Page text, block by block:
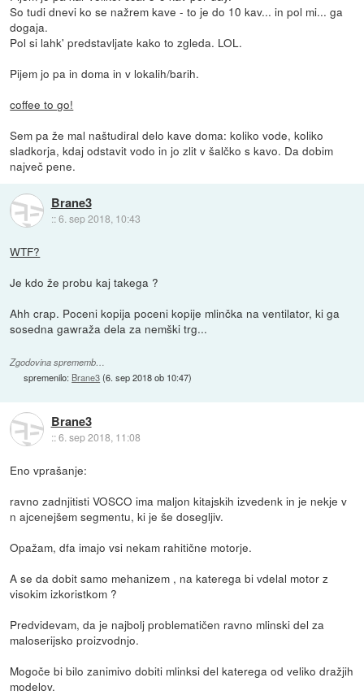
So tudi dnevi ko se nažrem kave - to je do 10 kav... in pol mi... ga
dogaja.
Pol si lahk' predstavljate kako to zgleda. LOL.
Pijem jo pa in doma in v lokalih/barih.
coffee to go!
Sem pa že mal naštudiral delo kave doma: koliko vode, koliko
sladkorja, kdaj odstavit vodo in jo zlit v šalčko s kavo. Da dobim
največ pene.
Brane3
::6. sep 2018, 10:43
WTF?
Je kdo že probu kaj takega ?
Ahh crap. Poceni kopija poceni kopije mlinčka na ventilator, ki ga
sosedna gawraža dela za nemški trg...
Zgodovina sprememb…
spremenilo: Brane3(6. sep 2018 ob 10:47)
Brane3
::6. sep 2018, 11:08
Eno vprašanje:
ravno zadnjitisti VOSCO ima maljon kitajskih izvedenk in je nekje v
n ajcenejšem segmentu, ki je še dosegljiv.
Opažam, dfa imajo vsi nekam rahitične motorje.
A se da dobit samo mehanizem , na katerega bi vdelal motor z
visokim izkoristkom ?
Predvidevam, da je najbolj problematičen ravno mlinski del za
maloserijsko proizvodnjo.
Mogoče bi bilo zanimivo dobiti mlinksi del katerega od veliko dražjih
modelov.